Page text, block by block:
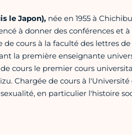
le Japon), née en 1955 à
à donner des conférences et
cours à la faculté des lettres
la première enseignante
cours le premier cours
Chargée de cours à
en particulier l'histoire